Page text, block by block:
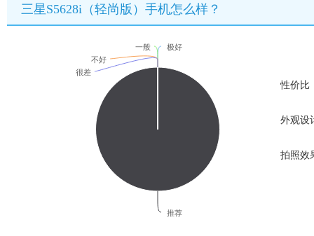
三星S5628i（轻尚版）手机怎么样？
极好
推荐
一般
不好
很差
性价比
外观设
拍照效